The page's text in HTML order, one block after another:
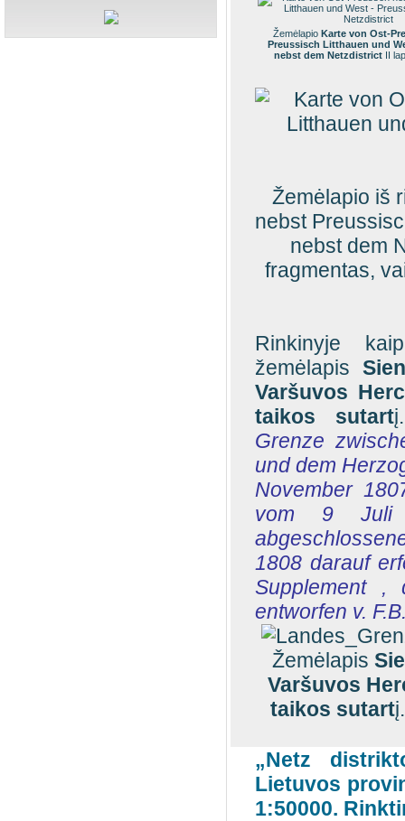
Žemėlapio Karte von Ost-
Preussisch Litthauen und
nebst dem Netzdistrict II
Žemėlapio iš
nebst
nebst dem
fragmentas,
Rinkinyje
žemėlapis
Varšuvos
taikos sutart
Grenze
und dem
November
vom 9 Juli
1808 darauf
Supplement ,
entworfen v.
Žemėlapis
Varšuvos
taikos sutart
„Netz
Lietuvos
1:50000.